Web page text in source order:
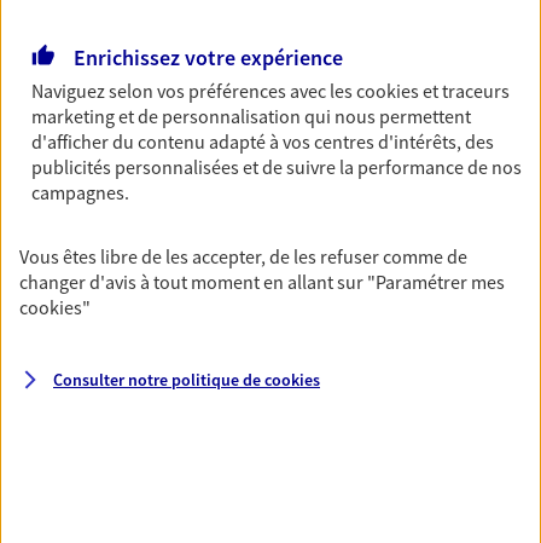
Retraite
Préparez sereinement ce nouveau chapitre de
votre vie avec les conseils d'un expert. Découvrez
notre solution PER (Plan Epargne Retraite)
spécialement conçue pour la retraite.
Découvrir l'offre Retraite
Pour un avenir serein, assurez-vous avec notre
contrat prévoyance. Préservez vos proches en cas
Enrichissez votre expérience
Naviguez selon vos préférences avec lescookies et traceurs
marketing et de personnalisation qui nous permettent
d'afficher du contenu adapté à vos centres d'intérêts, des
publicités personnalisées et de suivre la performance de nos
campagnes.
Vous êtes libre de les accepter, de les refuser comme de
changer d'avis à tout moment en allant sur "Paramétrer mes
cookies"
Consulter notre politique decookies